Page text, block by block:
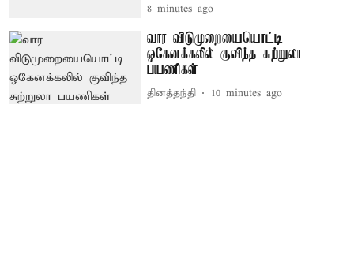
8 minutes ago
வார விடுமுறையையொட்டி
ஒகேனக்கலில் குவிந்த சுற்றுலா
பயணிகள்
தினத்தந்தி 10 minutes ago